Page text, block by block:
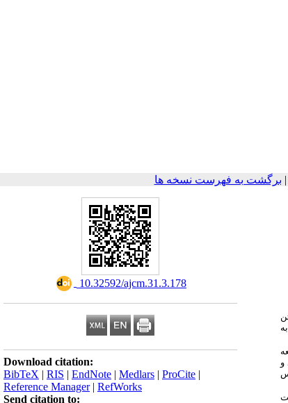
| برگشت به فهرست نسخه ها
‎ 10.32592/ajcm.31.3.178
Download citation:
BibTeX | RIS | EndNote | Medlars | ProCite |
Reference Manager| RefWorks
Send citation to:
مربوط به
شهر همدان در سال 1403 مراجعه
و